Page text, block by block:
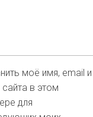
моё имя, email и
в этом
для